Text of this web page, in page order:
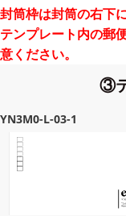
封筒枠は封筒の右下
テンプレート内の郵
意ください。
③
YN3M0-L-03-1